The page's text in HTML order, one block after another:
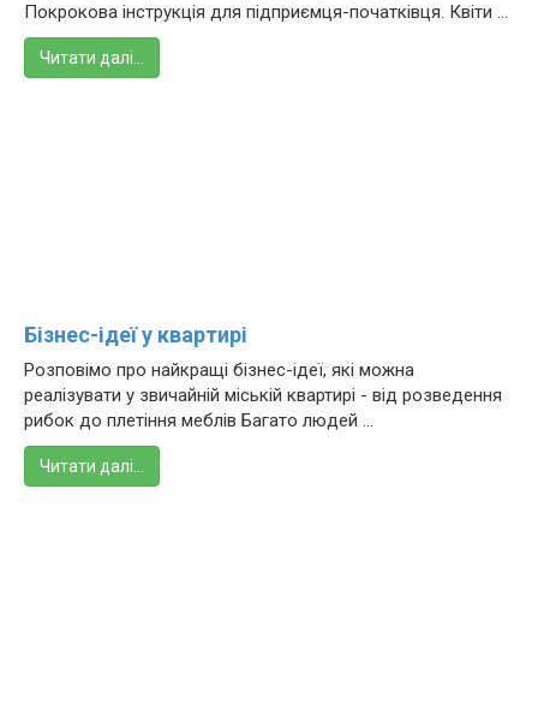
Покрокова інструкція для підприємця-початківця. Квіти ...
Читати далі…
Бізнес-ідеї у квартирі
Розповімо про найкращі бізнес-ідеї, які можна
реалізувати у звичайній міській квартирі - від розведення
рибок до плетіння меблів Багато людей ...
Читати далі…